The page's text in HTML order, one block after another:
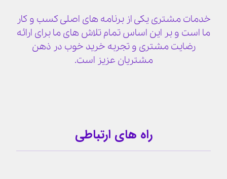
خدمات مشتری یکی از برنامه های اصلی کسب و کار
ما است و بر این اساس تمام تلاش های ما برای ارائه
رضایت مشتری و تجربه خرید خوب در ذهن
مشتریان عزیز است.
راه های ارتباطی